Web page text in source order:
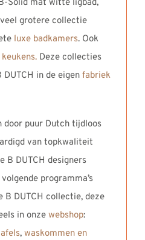
Solid mat witte ligbad,
grotere collectie
luxe badkamers. Ook
Deze collecties
in de eigen fabriek
door puur Dutch tijdloos
van topkwaliteit
B DUTCH designers
programma’s
B DUTCH collectie, deze
in onze webshop:
, waskommen en